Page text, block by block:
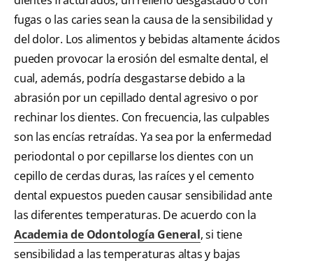
fugas o las caries sean la causa de la sensibilidad y
del dolor. Los alimentos y bebidas altamente ácidos
pueden provocar la erosión del esmalte dental, el
cual, además, podría desgastarse debido a la
abrasión por un cepillado dental agresivo o por
rechinar los dientes. Con frecuencia, las culpables
son las encías retraídas. Ya sea por la enfermedad
periodontal o por cepillarse los dientes con un
cepillo de cerdas duras, las raíces y el cemento
dental expuestos pueden causar sensibilidad ante
las diferentes temperaturas. De acuerdo con la
Academia de Odontología General, si tiene
sensibilidad a las temperaturas altas y bajas